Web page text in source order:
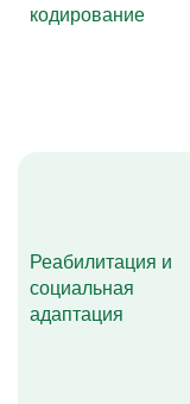
кодирование
Реабилитация и
социальная
адаптация